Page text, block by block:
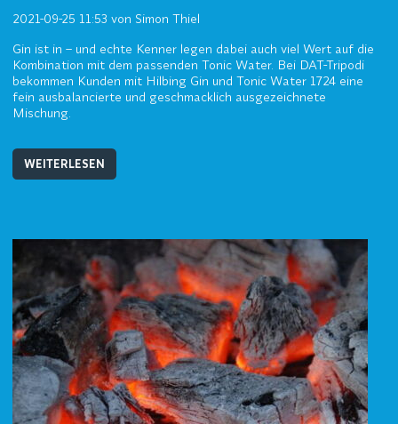
2021-09-25 11:53 von Simon Thiel
Gin ist in – und echte Kenner legen dabei auch viel Wert auf die
Kombination mit dem passenden Tonic Water. Bei DAT-Tripodi
bekommen Kunden mit Hilbing Gin und Tonic Water 1724 eine
fein ausbalancierte und geschmacklich ausgezeichnete
Mischung.
WEITERLESEN